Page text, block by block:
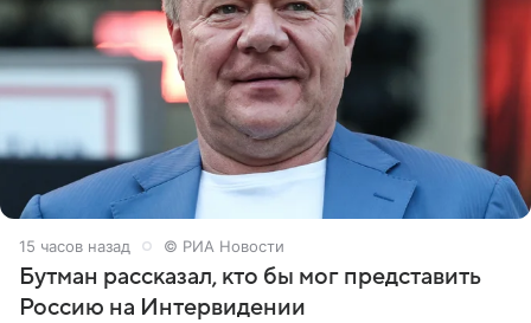
15 часов назад © РИА Новости
Бутман рассказал, кто бы мог представить
Россию на Интервидении